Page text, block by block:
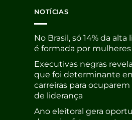
NOTÍCIAS
No Brasil, só 14% da alta
é formada por mulheres
Executivas negras
que foi determinante
carreiras para ocuparem
de liderança
Ano eleitoral gera